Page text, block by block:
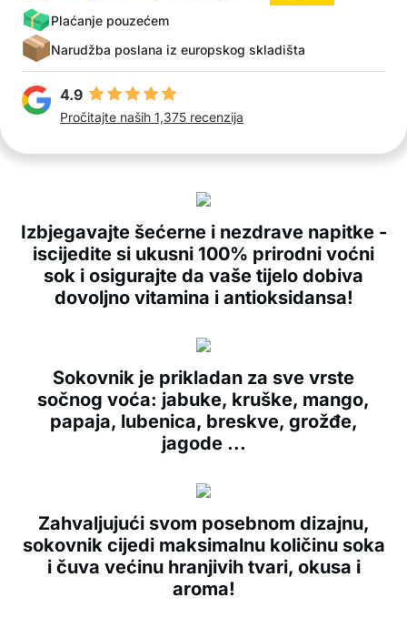
U paketu: 1x sokovnik
Plaćanje pouzećem
Narudžba poslana iz europskog skladišta
4.9
Pročitajte naših 1,375 recenzija
Izbjegavajte šećerne i nezdrave napitke -
iscijedite si ukusni 100% prirodni voćni
sok i osigurajte da vaše tijelo dobiva
dovoljno vitamina i antioksidansa!
Sokovnik je prikladan za sve vrste
sočnog voća: jabuke, kruške, mango,
papaja, lubenica, breskve, grožđe,
jagode ...
Zahvaljujući svom posebnom dizajnu,
sokovnik cijedi maksimalnu količinu soka
i čuva većinu hranjivih tvari, okusa i
aroma!